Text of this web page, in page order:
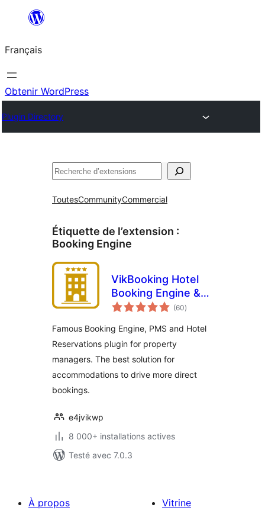
contenu
Français
Obtenir WordPress
Plugin Directory
Rechercher
ToutesCommunityCommercial
Étiquette de l’extension :
Booking Engine
VikBooking Hotel
Booking Engine &
PMS
(60notes
en
)
Famous Booking Engine, PMS and Hotel
Reservations plugin for property
managers. The best solution for
accommodations to drive more direct
bookings.
e4jvikwp
8 000+ installations actives
Testé avec 7.0.3
À propos
Vitrine